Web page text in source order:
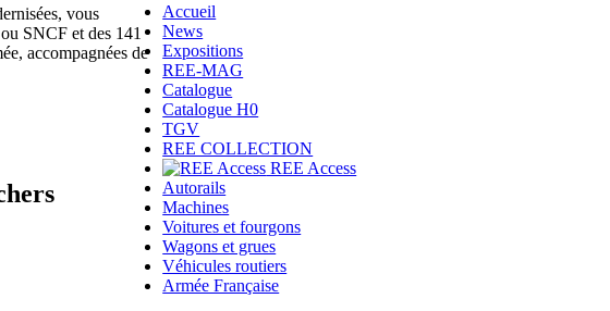
vous
SNCF et des 141
accompagnées de
Accueil
News
Expositions
REE-MAG
Catalogue
Catalogue H0
TGV
REE COLLECTION
REE Access
Autorails
Machines
Voitures et fourgons
Wagons et grues
Véhicules routiers
Armée Française